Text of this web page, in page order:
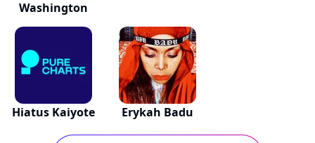
Washington
Hiatus Kaiyote Erykah Badu